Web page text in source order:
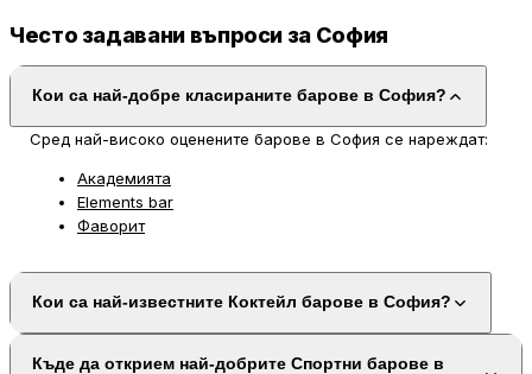
Често задавани въпроси за София
Кои са най-добре класираните барове в София?
Сред най-високо оценените барове в София се нареждат:
Академията
Elements bar
Фаворит
Кои са най-известните Коктейл барове в София?
Къде да открием най-добрите Спортни барове в